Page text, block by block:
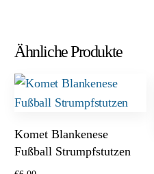
Ähnliche Produkte
Komet Blankenese
Fußball Strumpfstutzen